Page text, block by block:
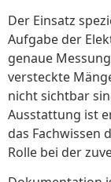
Der Einsatz
Aufgabe der
genaue
versteckte
nicht sichtbar
Ausstattung ist
das Fachwissen
Rolle bei der